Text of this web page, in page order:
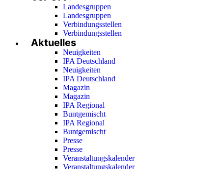
Landesgruppen
Landesgruppen
Verbindungsstellen
Verbindungsstellen
Aktuelles
Neuigkeiten
IPA Deutschland
Neuigkeiten
IPA Deutschland
Magazin
Magazin
IPA Regional
Buntgemischt
IPA Regional
Buntgemischt
Presse
Presse
Veranstaltungskalender
Veranstaltungskalender